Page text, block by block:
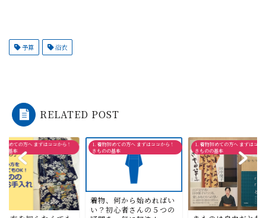
予算 浴衣
RELATED POST
初めての方へ まずはココから！
の基本
1. 着物初めての方へ まずはココから！
きものの基本
着物、何から始めればい
い？初心者さんの５つの
1. 着物初めての方へ まずはココ
きものの基本